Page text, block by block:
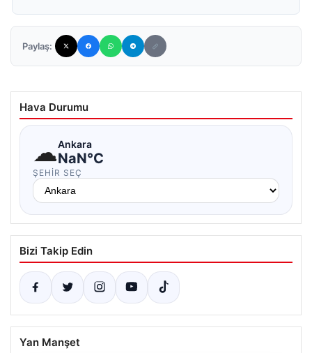
Paylaş:
Hava Durumu
☁Ankara
NaN°C
ŞEHIR SEÇ
Bizi Takip Edin
Yan Manşet